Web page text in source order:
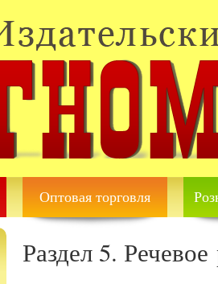
Оптовая торговля
Раздел 5. Речевое